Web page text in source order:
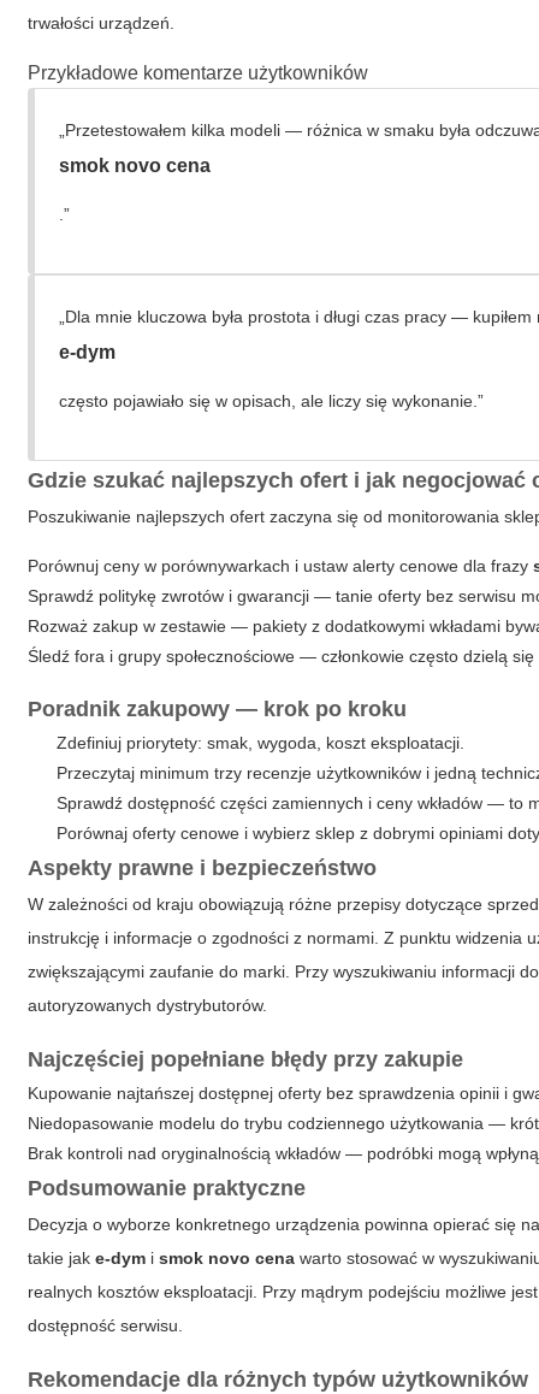
trwałości urządzeń.
Przykładowe komentarze użytkowników
„Przetestowałem kilka modeli — różnica w smaku była
smok novo cena
.”
„Dla mnie kluczowa była prostota i długi czas pracy —
e-dym
często pojawiało się w opisach, ale liczy się wykonanie.”
Gdzie szukać najlepszych ofert i jak negocjować
Poszukiwanie najlepszych ofert zaczyna się od monitorowania
Porównuj ceny w porównywarkach i ustaw alerty cenowe dla frazy
Sprawdź politykę zwrotów i gwarancji — tanie oferty bez serwisu
Rozważ zakup w zestawie — pakiety z dodatkowymi wkładami
Śledź fora i grupy społecznościowe — członkowie często dzielą
Poradnik zakupowy — krok po kroku
Zdefiniuj priorytety: smak, wygoda, koszt eksploatacji.
Przeczytaj minimum trzy recenzje użytkowników i jedną
Sprawdź dostępność części zamiennych i ceny wkładów — to
Porównaj oferty cenowe i wybierz sklep z dobrymi opiniami
Aspekty prawne i bezpieczeństwo
W zależności od kraju obowiązują różne przepisy dotyczące
instrukcję i informacje o zgodności z normami. Z punktu widzenia
zwiększającymi zaufanie do marki. Przy wyszukiwaniu informacji
autoryzowanych dystrybutorów.
Najczęściej popełniane błędy przy zakupie
Kupowanie najtańszej dostępnej oferty bez sprawdzenia opinii i
Niedopasowanie modelu do trybu codziennego użytkowania —
Brak kontroli nad oryginalnością wkładów — podróbki mogą
Podsumowanie praktyczne
Decyzja o wyborze konkretnego urządzenia powinna opierać się
takie jake-dym ismok novo cena warto stosować w
realnych kosztów eksploatacji. Przy mądrym podejściu możliwe
dostępność serwisu.
Rekomendacje dla różnych typów użytkowników